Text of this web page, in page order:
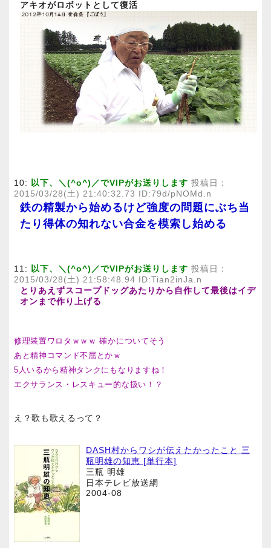
アキオがロボットとして復活
10: 以下、＼(^o^)／でVIPがお送りします 投稿日：
2015/03/28(土) 21:40:32.73 ID:79d/pNOMd.n
鉄の精製から始めるけど強度の問題にぶち当
たり得体の知れない合金を模索し始める
11: 以下、＼(^o^)／でVIPがお送りします 投稿日：
2015/03/28(土) 21:58:48.94 ID:Tian2inJa.n
とりあえずスコープドッグあたりから自作して最後はイデ
オンまで作り上げる
修理装置ワロタｗｗｗ 確かについてそう
あと精神コマンド不屈とかｗ
5人いるから精神タンクにもなりますね！
エクサランス・レスキュー的な扱い！？
え？歌も歌えるって？
DASH村からワシが伝えたかったこと 三
瓶明雄の知恵 [単行本]
三瓶 明雄
日本テレビ放送網
2004-08